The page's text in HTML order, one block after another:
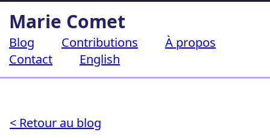
au
contenu
Marie Comet
Blog Contributions
À propos
Contact
English
< Retour au blog